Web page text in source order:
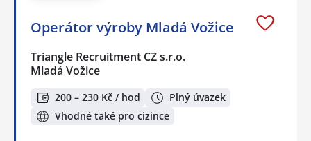
Operátor výroby Mladá Vožice
Triangle Recruitment CZ s.r.o.
Mladá Vožice
200 – 230 Kč / hod
Plný úvazek
Vhodné také pro cizince